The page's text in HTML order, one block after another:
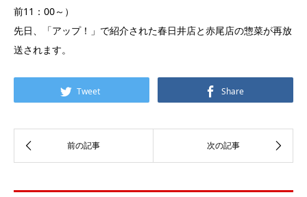
前11：00～）
先日、「アップ！」で紹介された春日井店と赤尾店の惣菜が再放
送されます。
Tweet Share